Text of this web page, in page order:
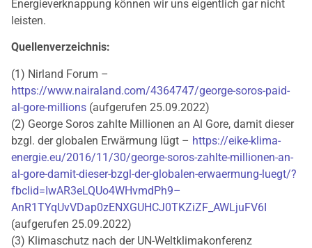
Energieverknappung können wir uns eigentlich gar nicht
leisten.
Quellenverzeichnis:
(1) Nirland Forum –
https://www.nairaland.com/4364747/george-soros-paid-
al-gore-millions (aufgerufen 25.09.2022)
(2) George Soros zahlte Millionen an Al Gore, damit dieser
bzgl. der globalen Erwärmung lügt – https://eike-klima-
energie.eu/2016/11/30/george-soros-zahlte-millionen-an-
al-gore-damit-dieser-bzgl-der-globalen-erwaermung-luegt/?
fbclid=IwAR3eLQUo4WHvmdPh9–
AnR1TYqUvVDap0zENXGUHCJ0TKZiZF_AWLjuFV6I
(aufgerufen 25.09.2022)
(3) Klimaschutz nach der UN-Weltklimakonferenz